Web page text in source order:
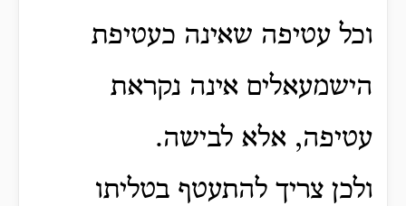
וכל עטיפה שאינה כעטיפת
הישמעאלים אינה נקראת
עטיפה, אלא לבישה.
ולכן צריך להתעטף בטליתו